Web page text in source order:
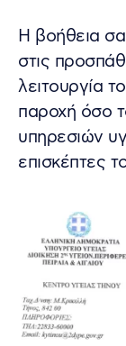
Η βοήθεια
στις
λειτουργία
παροχή όσο
υπηρεσιών
επισκέπτες